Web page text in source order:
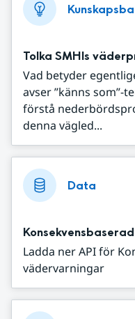
Tolka SMHIs
Vad betyder
avser ”känns som”-
förstå
denna vägled...
Data
Ladda ner API för
vädervarningar